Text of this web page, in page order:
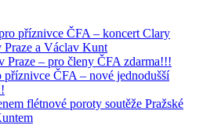
příznivce ČFA – koncert Clary
a Václav Kunt
Praze – pro členy ČFA zdarma!!!
ČFA – nové jednodušší
flétnové poroty soutěže Pražské